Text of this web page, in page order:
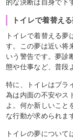
的な決断は自身で下
トイレで着替える
トイレで着替える夢
す。この夢は近い将
いう警告です。夢診
態や仕事など、普段
特に、トイレはプラ
為は内面の不安やス
よ。何か新しいこと
な行動が求められま
トイレの夢につい